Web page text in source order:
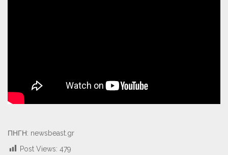
ΠΗΓΗ: newsbeast.gr
Post Views: 479